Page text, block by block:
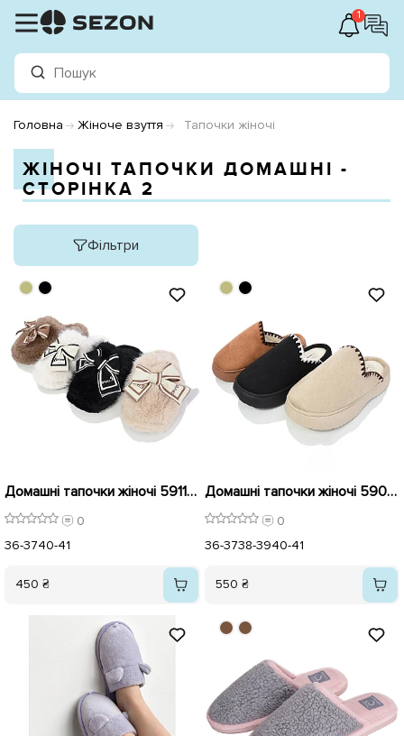
1
Головна Жіноче взуття Тапочки жіночі
ЖІНОЧІ ТАПОЧКИ ДОМАШНІ -
СТОРІНКА 2
Фільтри
Домашні тапочки жіночі 591147 Білі
0
36-3740-41
450 ₴
Домашні тапочки жіночі 590947 Коричневі
0
36-3738-3940-41
550 ₴